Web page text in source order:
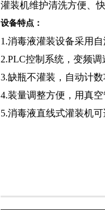
灌装机维护清洗方便、
设备特点：
1.消毒液灌装设备采用
2.PLC控制系统，变频调
3.缺瓶不灌装，自动计数
4.装量调整方便，用真空
5.消毒液直线式灌装机